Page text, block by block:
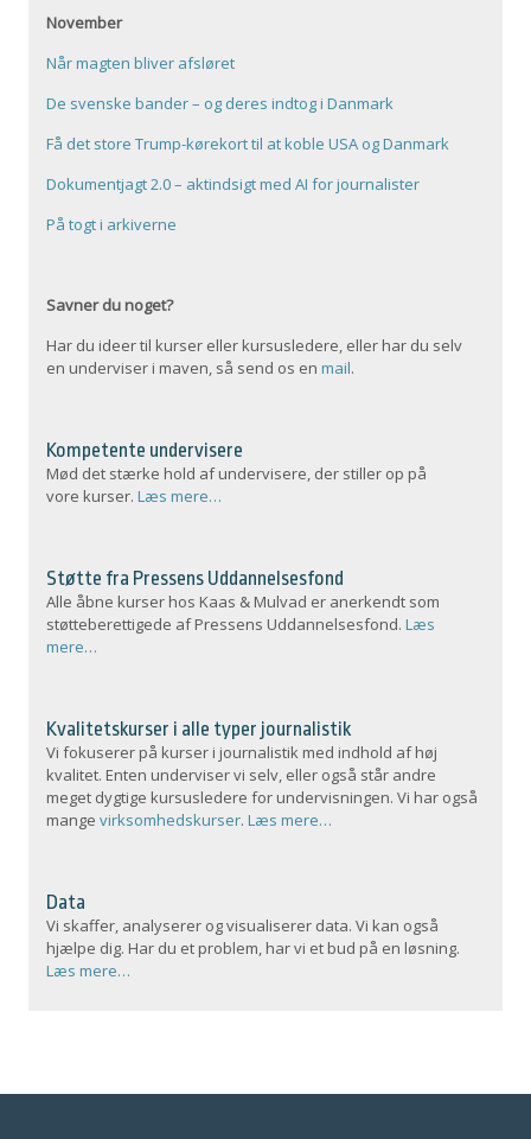
November
Når magten bliver afsløret
De svenske bander – og deres indtog i Danmark
Få det store Trump-kørekort til at koble USA og Danmark
Dokumentjagt 2.0 – aktindsigt med AI for journalister
På togt i arkiverne
Savner du noget?
Har du ideer til kurser eller kursusledere, eller har du selv
en underviser i maven, så send os enmail.
Kompetente undervisere
Mød det stærke hold af undervisere, der stiller op på
vore kurser.Læs mere…
Støtte fra Pressens Uddannelsesfond
Alle åbne kurser hos Kaas & Mulvad er anerkendt som
støtteberettigede af Pressens Uddannelsesfond.Læs
mere…
Kvalitetskurser i alle typer journalistik
Vi fokuserer på kurser i journalistik med indhold af høj
kvalitet. Enten underviser vi selv, eller også står andre
meget dygtige kursusledere for undervisningen. Vi har også
mangevirksomhedskurser.Læs mere…
Data
Vi skaffer, analyserer og visualiserer data. Vi kan også
hjælpe dig. Har du et problem, har vi et bud på en løsning.
Læs mere…